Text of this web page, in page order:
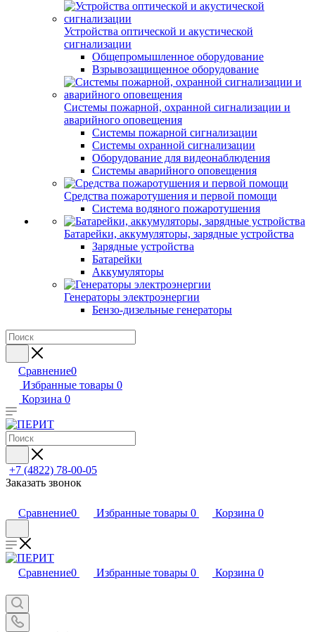
Устройства оптической и акустической
сигнализации
Общепромышленное оборудование
Взрывозащищенное оборудование
Системы пожарной, охранной сигнализации и
аварийного оповещения
Системы пожарной сигнализации
Системы охранной сигнализации
Оборудование для видеонаблюдения
Системы аварийного оповещения
Средства пожаротушения и первой помощи
Система водяного пожаротушения
Батарейки, аккумуляторы, зарядные устройства
Зарядные устройства
Батарейки
Аккумуляторы
Генераторы электроэнергии
Бензо-дизельные генераторы
Сравнение0
Избранные товары 0
Корзина 0
+7 (4822) 78-00-05
Заказать звонок
Сравнение0 Избранные товары 0 Корзина 0
Сравнение0 Избранные товары 0 Корзина 0